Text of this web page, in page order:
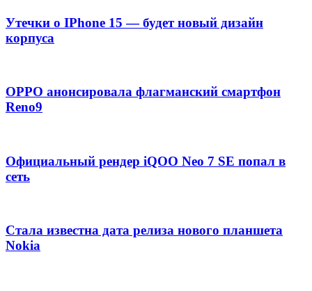
Утечки о IPhone 15 — будет новый дизайн
корпуса
OPPO анонсировала флагманский смартфон
Reno9
Официальный рендер iQOO Neo 7 SE попал в
сеть
Стала известна дата релиза нового планшета
Nokia